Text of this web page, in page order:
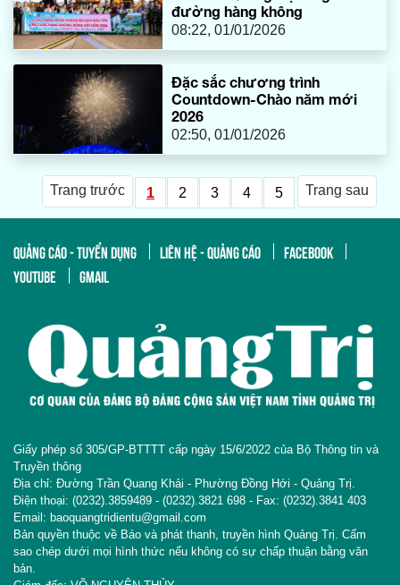
đường hàng không
08:22, 01/01/2026
Đặc sắc chương trình
Countdown-Chào năm mới
2026
02:50, 01/01/2026
Trang trước 1 2 3 4 5 Trang sau
QUẢNG CÁO - TUYỂN DỤNG LIÊN HỆ - QUẢNG CÁO
FACEBOOK
YOUTUBE
GMAIL
Giấy phép số 305/GP-BTTTT cấp ngày 15/6/2022 của Bộ Thông tin và
Truyền thông
Địa chỉ: Đường Trần Quang Khải - Phường Đồng Hới - Quảng Trị.
Điện thoại: (0232).3859489 - (0232).3821 698 - Fax: (0232).3841 403
Email: baoquangtridientu@gmail.com
Bản quyền thuộc về Báo và phát thanh, truyền hình Quảng Trị. Cấm
sao chép dưới mọi hình thức nếu không có sự chấp thuận bằng văn
bản.